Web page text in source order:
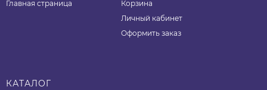
Главная страница
Корзина
Личный кабинет
Оформить заказ
КАТАЛОГ